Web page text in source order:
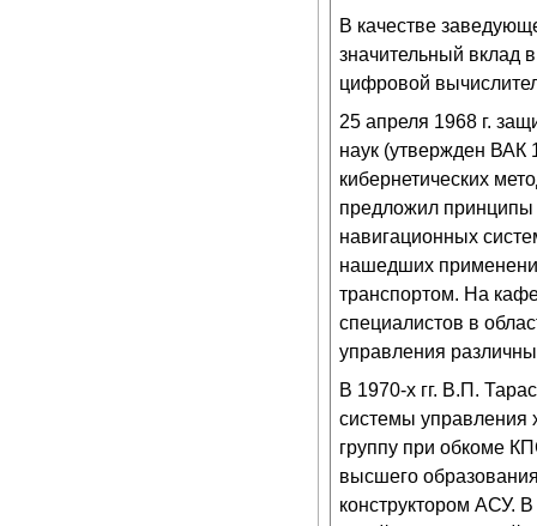
В качестве
значительный вклад
цифровой
25 апреля 1968 г.
наук (утвержден
кибернетических
предложил принципы
навигационных
нашедших
транспортом. На
специалистов в
управления
В 1970-х гг. В.П.
системы управления
группу при обкоме
высшего
конструктором АСУ.